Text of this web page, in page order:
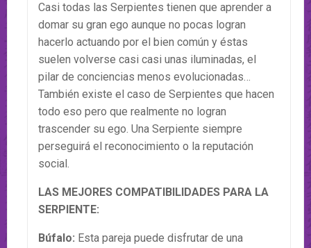
Casi todas las Serpientes tienen que aprender a
domar su gran ego aunque no pocas logran
hacerlo actuando por el bien común y éstas
suelen volverse casi casi unas iluminadas, el
pilar de conciencias menos evolucionadas…
También existe el caso de Serpientes que hacen
todo eso pero que realmente no logran
trascender su ego. Una Serpiente siempre
perseguirá el reconocimiento o la reputación
social.
LAS MEJORES COMPATIBILIDADES PARA LA
SERPIENTE:
Búfalo: Esta pareja puede disfrutar de una